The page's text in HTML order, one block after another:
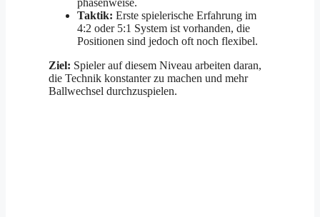
phasenweise.
Taktik: Erste spielerische Erfahrung im
4:2 oder 5:1 System ist vorhanden, die
Positionen sind jedoch oft noch flexibel.
Ziel: Spieler auf diesem Niveau arbeiten daran,
die Technik konstanter zu machen und mehr
Ballwechsel durchzuspielen.